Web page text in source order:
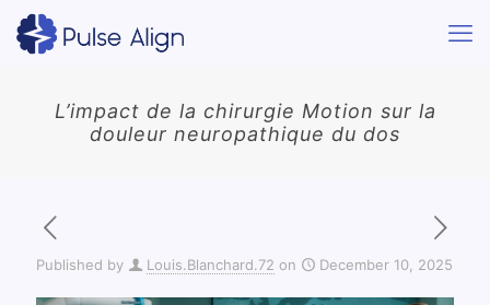
L’impact de la chirurgie Motion sur la
douleur neuropathique du dos
Published by Louis.Blanchard.72 on December 10, 2025